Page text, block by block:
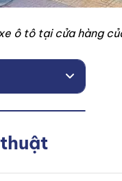
ô tô tại cửa hàng